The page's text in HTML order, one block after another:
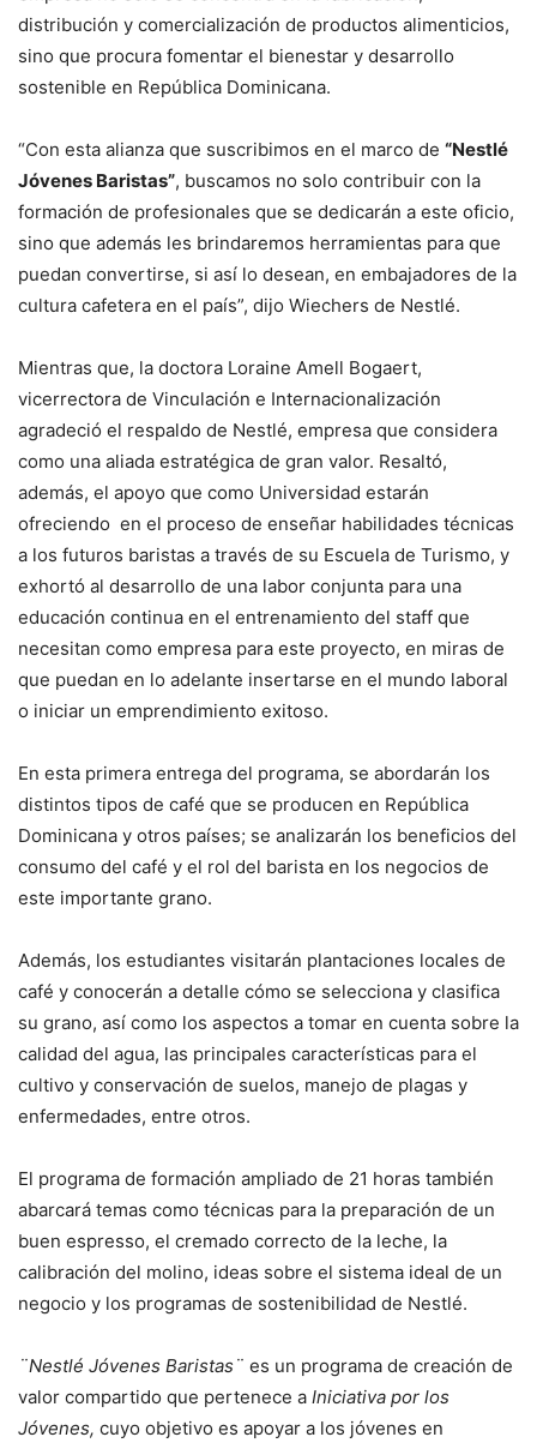
distribución y comercialización de productos alimenticios,
sino que procura fomentar el bienestar y desarrollo
sostenible en República Dominicana.
“Con esta alianza que suscribimos en el marco de “Nestlé
Jóvenes Baristas”, buscamos no solo contribuir con la
formación de profesionales que se dedicarán a este oficio,
sino que además les brindaremos herramientas para que
puedan convertirse, si así lo desean, en embajadores de la
cultura cafetera en el país”, dijo Wiechers de Nestlé.
Mientras que, la doctora Loraine Amell Bogaert,
vicerrectora de Vinculación e Internacionalización
agradeció el respaldo de Nestlé, empresa que considera
como una aliada estratégica de gran valor. Resaltó,
además, el apoyo que como Universidad estarán
ofreciendo en el proceso de enseñar habilidades técnicas
a los futuros baristas a través de su Escuela de Turismo, y
exhortó al desarrollo de una labor conjunta para una
educación continua en el entrenamiento del staff que
necesitan como empresa para este proyecto, en miras de
que puedan en lo adelante insertarse en el mundo laboral
o iniciar un emprendimiento exitoso.
En esta primera entrega del programa, se abordarán los
distintos tipos de café que se producen en República
Dominicana y otros países; se analizarán los beneficios del
consumo del café y el rol del barista en los negocios de
este importante grano.
Además, los estudiantes visitarán plantaciones locales de
café y conocerán a detalle cómo se selecciona y clasifica
su grano, así como los aspectos a tomar en cuenta sobre la
calidad del agua, las principales características para el
cultivo y conservación de suelos, manejo de plagas y
enfermedades, entre otros.
El programa de formación ampliado de 21 horas también
abarcará temas como técnicas para la preparación de un
buen espresso, el cremado correcto de la leche, la
calibración del molino, ideas sobre el sistema ideal de un
negocio y los programas de sostenibilidad de Nestlé.
¨Nestlé Jóvenes Baristas¨ es un programa de creación de
valor compartido que pertenece a Iniciativa por los
Jóvenes, cuyo objetivo es apoyar a los jóvenes en